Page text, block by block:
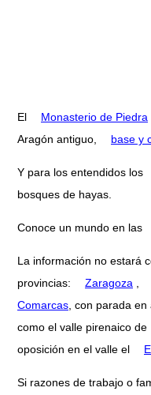
El Monasterio de Piedra
Aragón antiguo,
base y
Y para los entendidos los
bosques de hayas.
Conoce un mundo en las
La información no estará
provincias:
Zaragoza
Comarcas , con parada
como el valle pirenaico de
oposición en el valle el
Si razones de trabajo o